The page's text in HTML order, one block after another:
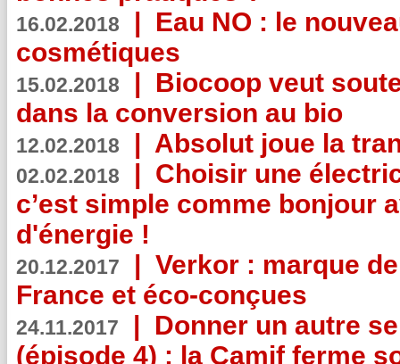
16.02.2018 | Eau NO : le
cosmétiques
15.02.2018 | Biocoop veut
dans la conversion au bio
12.02.2018 | Absolut joue la
02.02.2018 | Choisir une
c’est simple comme bonjour
d'énergie !
20.12.2017 | Verkor : marque
France et éco-conçues
24.11.2017 | Donner un autre
(épisode 4) : la Camif ferme